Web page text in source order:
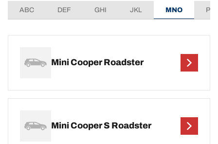
ABC DEF GHI JKL MNO
Mini Cooper Roadster
Mini Cooper S Roadster